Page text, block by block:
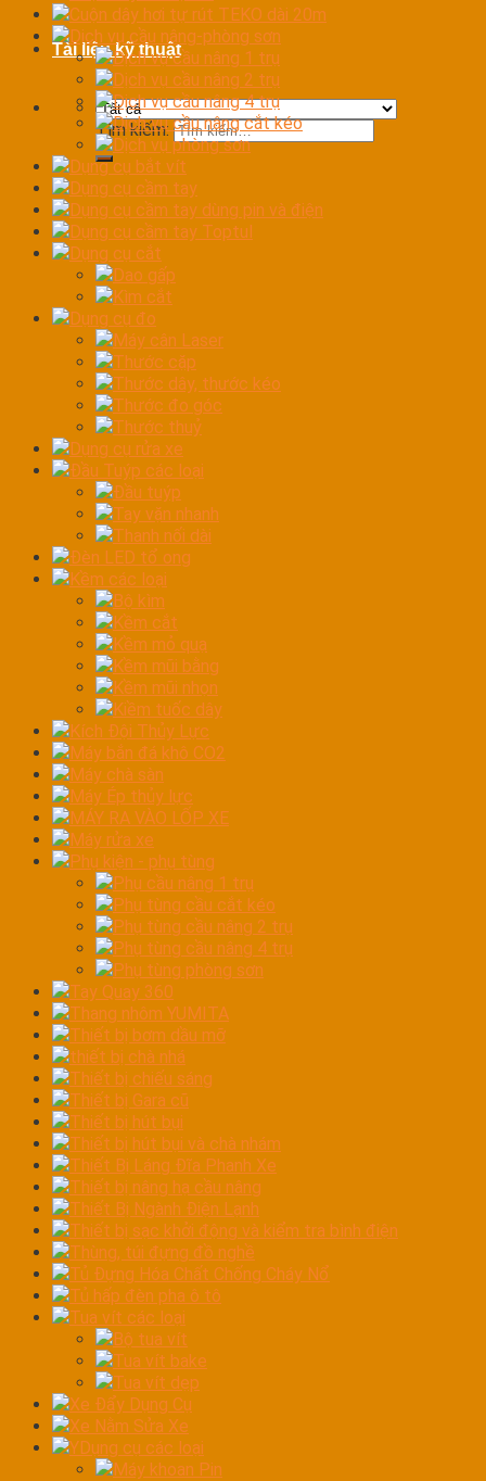
Tài liệu kỹ thuật
Tìm kiếm:
Cuộn dây hơi tự rút TEKO dài 20m
Dịch vụ cầu nâng-phòng sơn
Dịch vụ cầu nâng 1 trụ
Dịch vụ cầu nâng 2 trụ
Dịch vụ cầu nâng 4 trụ
Dịch vụ cầu nâng cắt kéo
Dịch vụ phòng sơn
Dụng cụ bắt vít
Dụng cụ cầm tay
Dụng cụ cầm tay dùng pin và điện
Dụng cụ cầm tay Toptul
Dụng cụ cắt
Dao gấp
Kìm cắt
Dụng cụ đo
Máy cân Laser
Thước cặp
Thước dây, thước kéo
Thước đo góc
Thước thuỷ
Dụng cụ rửa xe
Đầu Tuýp các loại
Đầu tuýp
Tay vặn nhanh
Thanh nối dài
Đèn LED tổ ong
Kềm các loại
Bộ kìm
Kềm cắt
Kềm mỏ quạ
Kềm mũi bằng
Kềm mũi nhọn
Kiềm tuốc dây
Kích Đội Thủy Lực
Máy bắn đá khô CO2
Máy chà sàn
Máy Ép thủy lực
MÁY RA VÀO LỐP XE
Máy rửa xe
Phụ kiện - phụ tùng
Phụ cầu nâng 1 trụ
Phụ tùng cầu cắt kéo
Phụ tùng cầu nâng 2 trụ
Phụ tùng cầu nâng 4 trụ
Phụ tùng phòng sơn
Tay Quay 360
Thang nhôm YUMITA
Thiết bị bơm dầu mỡ
thiết bị chà nhá
Thiết bị chiếu sáng
Thiết bị Gara cũ
Thiết bị hút bụi
Thiết bị hút bụi và chà nhám
Thiết Bị Láng Đĩa Phanh Xe
Thiết bị nâng hạ cầu nâng
Thiết Bị Ngành Điện Lạnh
Thiết bị sạc khởi động và kiểm tra bình điện
Thùng, túi đựng đồ nghề
Tủ Đựng Hóa Chất Chống Cháy Nổ
Tủ hấp đèn pha ô tô
Tua vít các loại
Bộ tua vít
Tua vít bake
Tua vít dẹp
Xe Đẩy Dụng Cụ
Xe Nằm Sửa Xe
YDụng cụ các loại
Máy khoan Pin